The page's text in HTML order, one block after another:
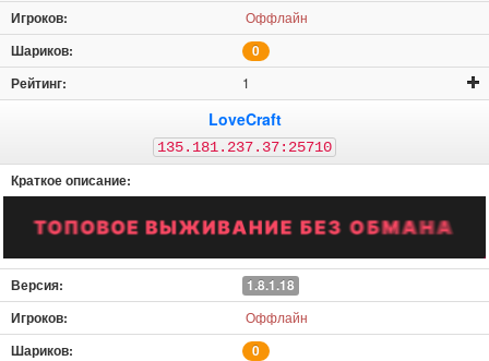
Оффлайн
0
1
LoveCraft
135.181.237.37:25710
1.8.1.18
Оффлайн
0